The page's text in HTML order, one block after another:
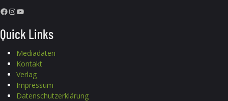
Facebook InstagramYouTube
Quick Links
Mediadaten
Kontakt
Verlag
Impressum
Datenschutzerklärung